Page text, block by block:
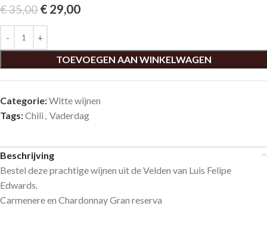
€35,00 € 29,00
TOEVOEGEN AAN WINKELWAGEN
Categorie:Witte wijnen
Tags:Chili , Vaderdag
Beschrijving
Bestel deze prachtige wijnen uit de Velden van Luis Felipe
Edwards.
Carmenere en Chardonnay Gran reserva